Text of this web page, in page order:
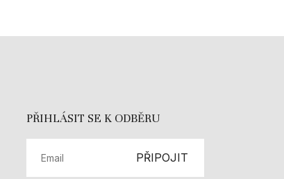
PŘIHLÁSIT SE K ODBĚRU
PŘIPOJIT